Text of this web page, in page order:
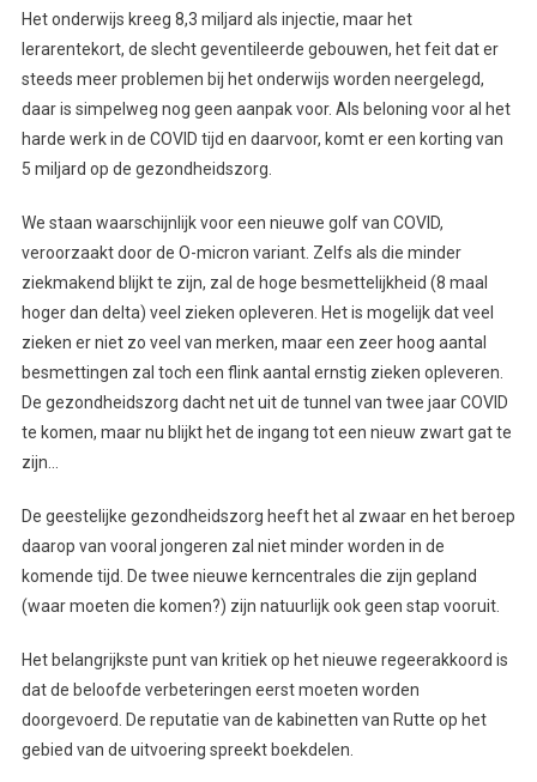
Het onderwijs kreeg 8,3 miljard als injectie, maar het
lerarentekort, de slecht geventileerde gebouwen, het feit dat er
steeds meer problemen bij het onderwijs worden neergelegd,
daar is simpelweg nog geen aanpak voor. Als beloning voor al het
harde werk in de COVID tijd en daarvoor, komt er een korting van
5 miljard op de gezondheidszorg.
We staan waarschijnlijk voor een nieuwe golf van COVID,
veroorzaakt door de O-micron variant. Zelfs als die minder
ziekmakend blijkt te zijn, zal de hoge besmettelijkheid (8 maal
hoger dan delta) veel zieken opleveren. Het is mogelijk dat veel
zieken er niet zo veel van merken, maar een zeer hoog aantal
besmettingen zal toch een flink aantal ernstig zieken opleveren.
De gezondheidszorg dacht net uit de tunnel van twee jaar COVID
te komen, maar nu blijkt het de ingang tot een nieuw zwart gat te
zijn…
De geestelijke gezondheidszorg heeft het al zwaar en het beroep
daarop van vooral jongeren zal niet minder worden in de
komende tijd. De twee nieuwe kerncentrales die zijn gepland
(waar moeten die komen?) zijn natuurlijk ook geen stap vooruit.
Het belangrijkste punt van kritiek op het nieuwe regeerakkoord is
dat de beloofde verbeteringen eerst moeten worden
doorgevoerd. De reputatie van de kabinetten van Rutte op het
gebied van de uitvoering spreekt boekdelen.